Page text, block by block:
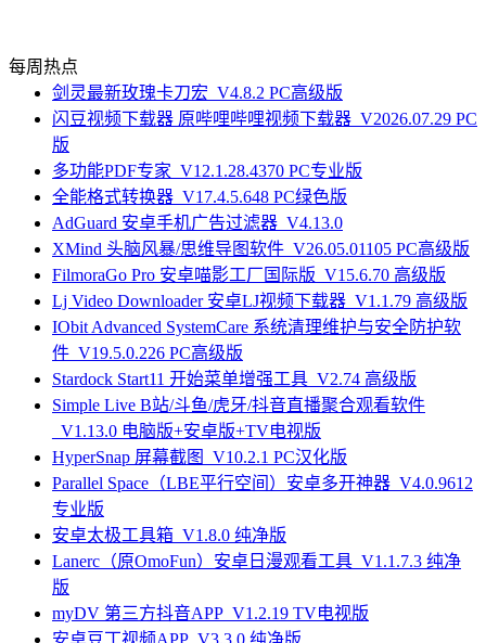
每周热点
剑灵最新玫瑰卡刀宏_V4.8.2 PC高级版
闪豆视频下载器 原哔哩哔哩视频下载器_V2026.07.29 PC
版
多功能PDF专家_V12.1.28.4370 PC专业版
全能格式转换器_V17.4.5.648 PC绿色版
AdGuard 安卓手机广告过滤器_V4.13.0
XMind 头脑风暴/思维导图软件_V26.05.01105 PC高级版
FilmoraGo Pro 安卓喵影工厂国际版_V15.6.70 高级版
Lj Video Downloader 安卓LJ视频下载器_V1.1.79 高级版
IObit Advanced SystemCare 系统清理维护与安全防护软
件_V19.5.0.226 PC高级版
Stardock Start11 开始菜单增强工具_V2.74 高级版
Simple Live B站/斗鱼/虎牙/抖音直播聚合观看软件
_V1.13.0 电脑版+安卓版+TV电视版
HyperSnap 屏幕截图_V10.2.1 PC汉化版
Parallel Space（LBE平行空间）安卓多开神器_V4.0.9612
专业版
安卓太极工具箱_V1.8.0 纯净版
Lanerc（原OmoFun）安卓日漫观看工具_V1.1.7.3 纯净
版
myDV 第三方抖音APP_V1.2.19 TV电视版
安卓豆丁视频APP_V3.3.0 纯净版